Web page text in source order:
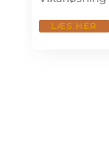
LÆS HER